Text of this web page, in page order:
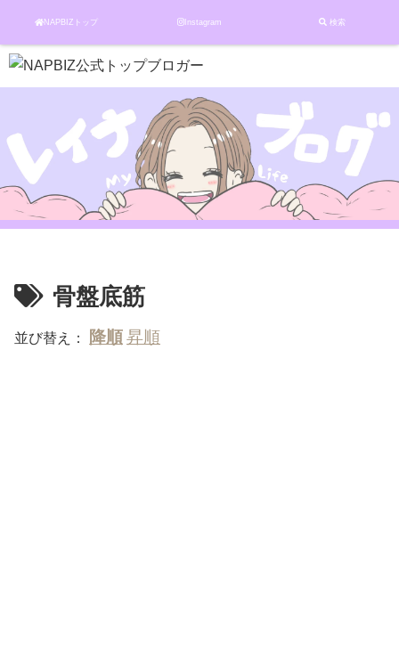
NAPBIZトップ Instagram 検索
骨盤底筋
並び替え：